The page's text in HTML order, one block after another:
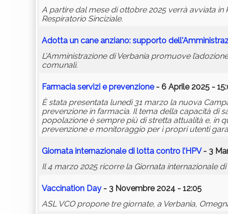
A partire dal mese di ottobre 2025 verrà avviata in
Respiratorio Sinciziale.
Adotta un cane anziano: supporto
L’Amministrazione di Verbania promuove
comunali.
Farmacia servizi e prevenzione- 6 Aprile 2025 -
È stata presentata lunedì 31 marzo la nuova
prevenzione in farmacia. Il tema della capacità di
popolazione è sempre più di stretta attualità e, in
prevenzione e monitoraggio per i propri utenti
Giornata internazionale di lotta contro l’HPV- 3
Il 4 marzo 2025 ricorre la Giornata internazionale
Vaccination Day- 3 Novembre 2024 - 12:05
ASL VCO propone tre giornate, a Verbania,